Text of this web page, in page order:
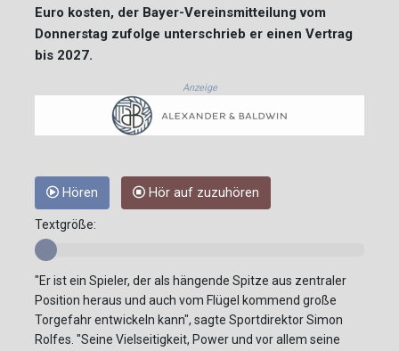
Euro kosten, der Bayer-Vereinsmitteilung vom
Donnerstag zufolge unterschrieb er einen Vertrag
bis 2027.
Anzeige
Hören Hör auf zuzuhören
Textgröße:
"Er ist ein Spieler, der als hängende Spitze aus zentraler
Position heraus und auch vom Flügel kommend große
Torgefahr entwickeln kann", sagte Sportdirektor Simon
Rolfes. "Seine Vielseitigkeit, Power und vor allem seine